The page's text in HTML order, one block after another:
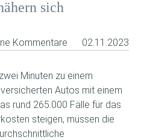
sich
Kommentare 02.11.2023
Minuten zu einem
Autos mit einem
rund 265.000 Fälle für das
steigen, müssen die